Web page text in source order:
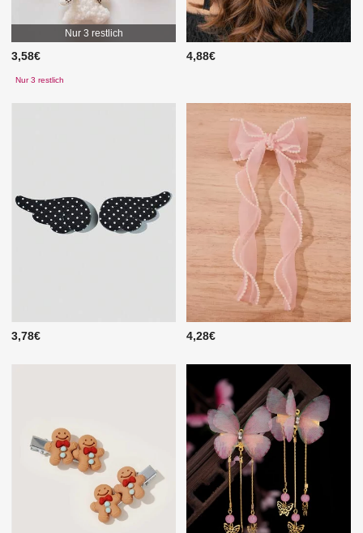
Nur 3 restlich
3,58€
Nur 3 restlich
4,88€
3,78€ 4,28€